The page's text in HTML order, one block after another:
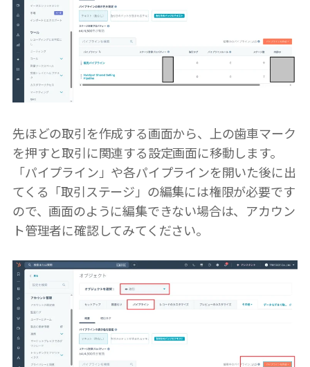
先ほどの取引を作成する画面から、上の歯車マーク
を押すと取引に関連する設定画面に移動します。
「パイプライン」や各パイプラインを開いた後に出
てくる「取引ステージ」の編集には権限が必要です
ので、画面のように編集できない場合は、アカウン
ト管理者に確認してみてください。